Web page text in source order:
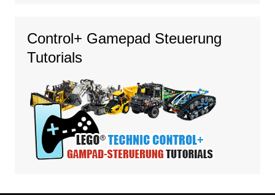
Control+ Gamepad Steuerung
Tutorials